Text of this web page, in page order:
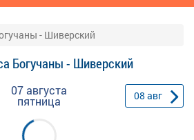
- Шиверский
Богучаны - Шиверский
07 августа
пятница 08 авг